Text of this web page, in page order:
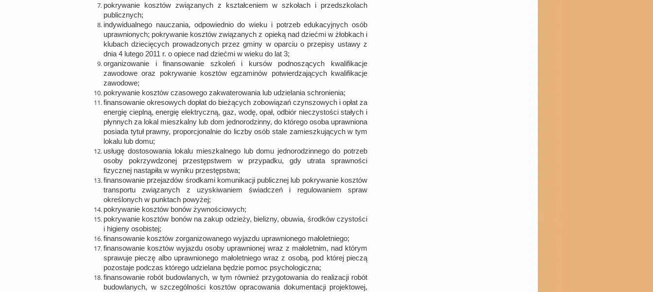
pokrywanie kosztów związanych z kształceniem w szkołach i przedszkolach
publicznych;
indywidualnego nauczania, odpowiednio do wieku i potrzeb edukacyjnych osób
uprawnionych; pokrywanie kosztów związanych z opieką nad dziećmi w żłobkach i
klubach dziecięcych prowadzonych przez gminy w oparciu o przepisy ustawy z
dnia 4 lutego 2011 r. o opiece nad dziećmi w wieku do lat 3;
organizowanie i finansowanie szkoleń i kursów podnoszących kwalifikacje
zawodowe oraz pokrywanie kosztów egzaminów potwierdzających kwalifikacje
zawodowe;
pokrywanie kosztów czasowego zakwaterowania lub udzielania schronienia;
finansowanie okresowych dopłat do bieżących zobowiązań czynszowych i opłat za
energię cieplną, energię elektryczną, gaz, wodę, opał, odbiór nieczystości stałych i
płynnych za lokal mieszkalny lub dom jednorodzinny, do którego osoba uprawniona
posiada tytuł prawny, proporcjonalnie do liczby osób stale zamieszkujących w tym
lokalu lub domu;
usługę dostosowania lokalu mieszkalnego lub domu jednorodzinnego do potrzeb
osoby pokrzywdzonej przestępstwem w przypadku, gdy utrata sprawności
fizycznej nastąpiła w wyniku przestępstwa;
finansowanie przejazdów środkami komunikacji publicznej lub pokrywanie kosztów
transportu związanych z uzyskiwaniem świadczeń i regulowaniem spraw
określonych w punktach powyżej;
pokrywanie kosztów bonów żywnościowych;
pokrywanie kosztów bonów na zakup odzieży, bielizny, obuwia, środków czystości
i higieny osobistej;
finansowanie kosztów zorganizowanego wyjazdu uprawnionego małoletniego;
finansowanie kosztów wyjazdu osoby uprawnionej wraz z małoletnim, nad którym
sprawuje pieczę albo uprawnionego małoletniego wraz z osobą, pod której pieczą
pozostaje podczas którego udzielana będzie pomoc psychologiczna;
finansowanie robót budowlanych, w tym również przygotowania do realizacji robót
budowlanych, w szczególności kosztów opracowania dokumentacji projektowej,